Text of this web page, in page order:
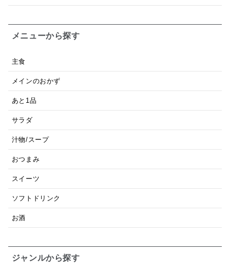
メニューから探す
主食
メインのおかず
あと1品
サラダ
汁物/スープ
おつまみ
スイーツ
ソフトドリンク
お酒
ジャンルから探す